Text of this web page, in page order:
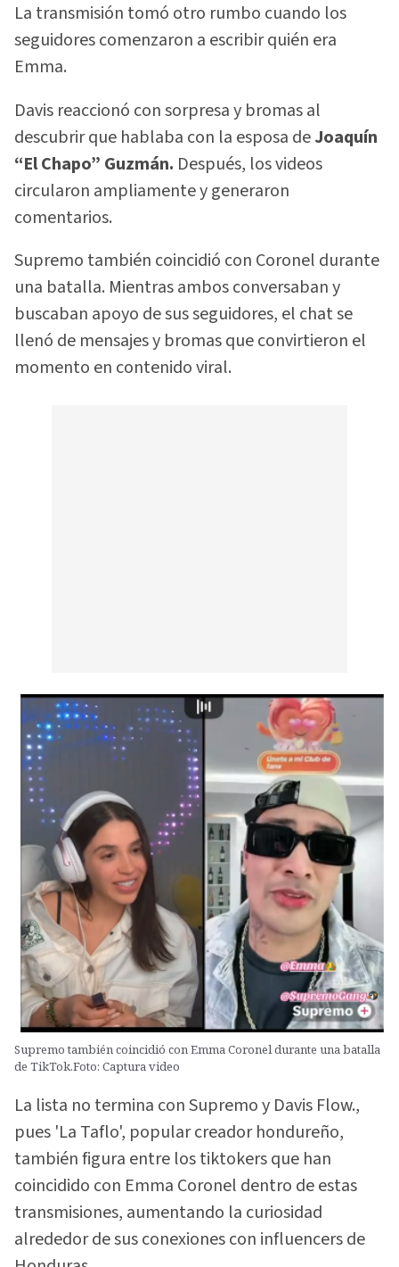
La transmisión tomó otro rumbo cuando los
seguidores comenzaron a escribir quién era
Emma.
Davis reaccionó con sorpresa y bromas al
descubrir que hablaba con la esposa deJoaquín
“El Chapo” Guzmán. Después, los videos
circularon ampliamente y generaron
comentarios.
Supremo también coincidió con Coronel durante
una batalla. Mientras ambos conversaban y
buscaban apoyo de sus seguidores, el chat se
llenó de mensajes y bromas que convirtieron el
momento en contenido viral.
Supremo también coincidió con Emma Coronel durante una batalla
de TikTok.Foto: Captura video
La lista no termina con Supremo y Davis Flow.,
pues 'La Taflo', popular creador hondureño,
también figura entre los tiktokers que han
coincidido con Emma Coronel dentro de estas
transmisiones, aumentando la curiosidad
alrededor de sus conexiones con influencers de